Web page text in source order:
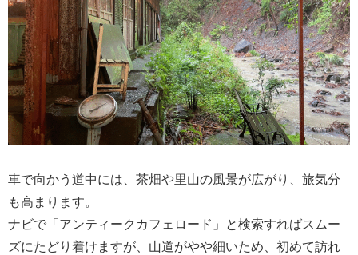
車で向かう道中には、茶畑や里山の風景が広がり、旅気分
も高まります。
ナビで「アンティークカフェロード」と検索すればスムー
ズにたどり着けますが、山道がやや細いため、初めて訪れ